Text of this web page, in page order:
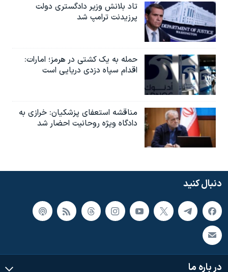
تاد بلانش وزیر دادگستری دولت
پرزیدنت ترامپ شد
حمله به یک کشتی در هرمز؛ امارات:
اقدام سپاه دزدی دریایی است
مناقشه استعفای پزشکیان: خرازی به
دادگاه ویژه روحانیت احضار شد
دنبال کنید
در باره ما